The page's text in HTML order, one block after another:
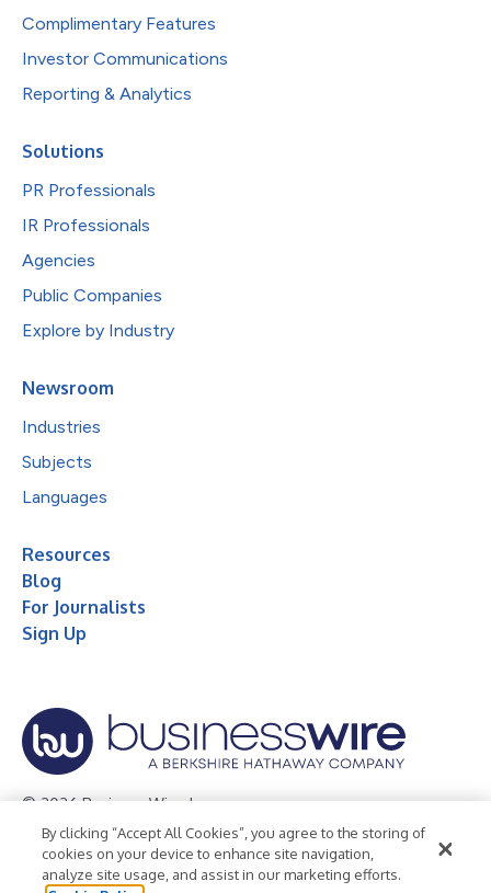
Complimentary Features
Investor Communications
Reporting & Analytics
Solutions
PR Professionals
IR Professionals
Agencies
Public Companies
Explore by Industry
Newsroom
Industries
Subjects
Languages
Resources
Blog
For Journalists
Sign Up
© 2026 Business Wire, Inc.
Privacy Policy Cookie Policy
Accessibility Statement
Terms of Use
Legal
By clicking “Accept All Cookies”, you agree to the storing of
cookies on your device to enhance site navigation,
analyze site usage, and assist in our marketing efforts.